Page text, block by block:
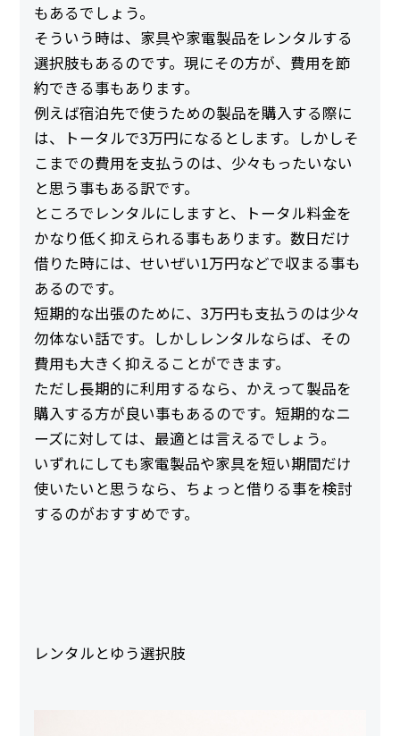
もあるでしょう。
そういう時は、家具や家電製品をレンタルする
選択肢もあるのです。現にその方が、費用を節
約できる事もあります。
例えば宿泊先で使うための製品を購入する際に
は、トータルで3万円になるとします。しかしそ
こまでの費用を支払うのは、少々もったいない
と思う事もある訳です。
ところでレンタルにしますと、トータル料金を
かなり低く抑えられる事もあります。数日だけ
借りた時には、せいぜい1万円などで収まる事も
あるのです。
短期的な出張のために、3万円も支払うのは少々
勿体ない話です。しかしレンタルならば、その
費用も大きく抑えることができます。
ただし長期的に利用するなら、かえって製品を
購入する方が良い事もあるのです。短期的なニ
ーズに対しては、最適とは言えるでしょう。
いずれにしても家電製品や家具を短い期間だけ
使いたいと思うなら、ちょっと借りる事を検討
するのがおすすめです。
レンタルとゆう選択肢